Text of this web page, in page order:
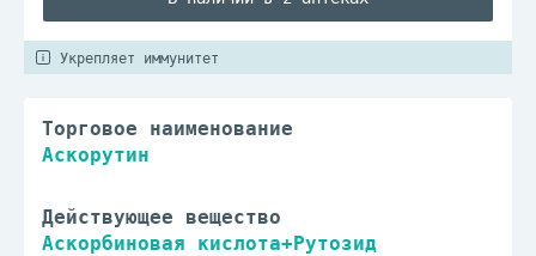
Укрепляет иммунитет
Торговое наименование
Аскорутин
Действующее вещество
Аскорбиновая кислота+Рутозид